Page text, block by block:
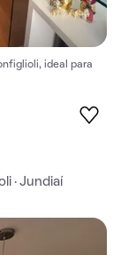
ideal para
· Jundiaí